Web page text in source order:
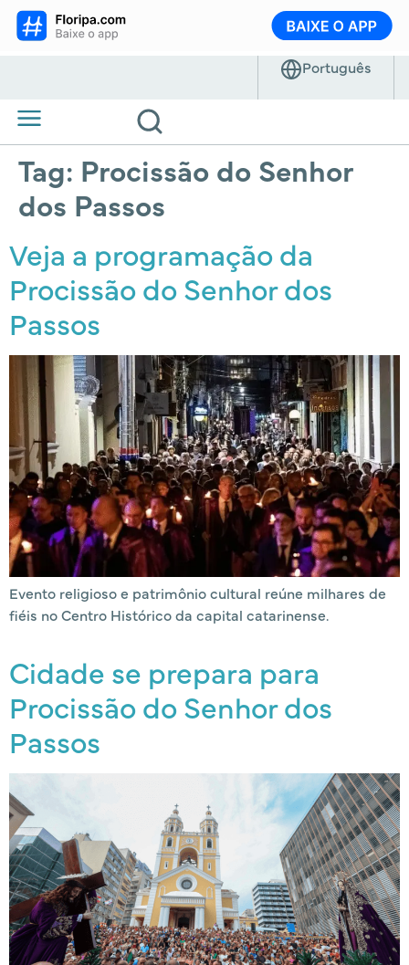
Tag: Procissão do Senhor
dos Passos
Veja a programação da
Procissão do Senhor dos
Passos
Evento religioso e patrimônio cultural reúne milhares de
fiéis no Centro Histórico da capital catarinense.
Cidade se prepara para
Procissão do Senhor dos
Passos